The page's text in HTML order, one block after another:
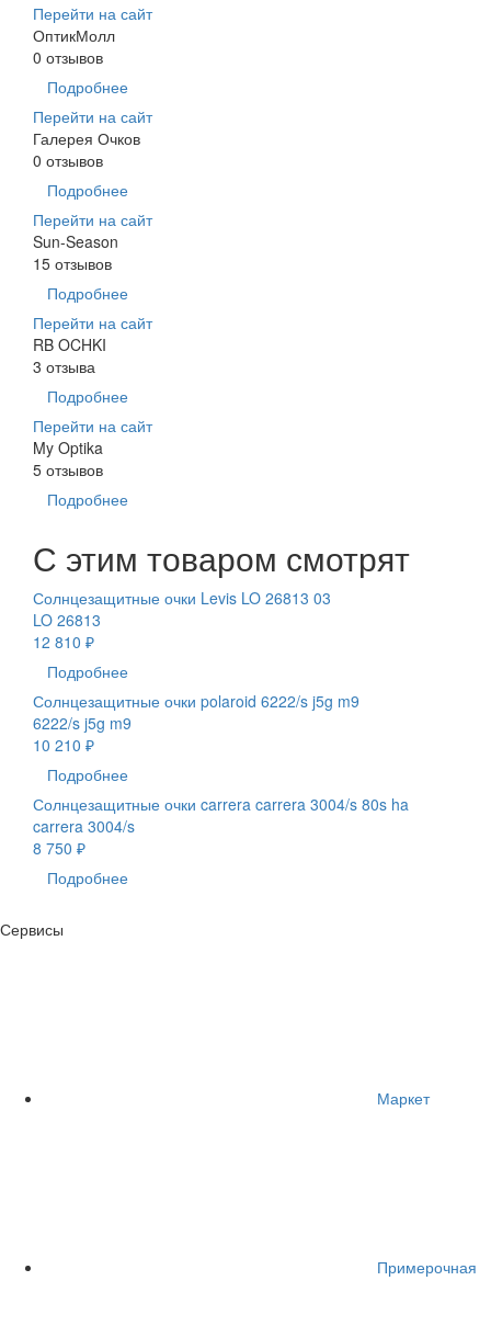
Перейти на сайт
ОптикМолл
0 отзывов
Подробнее
Перейти на сайт
Галерея Очков
0 отзывов
Подробнее
Перейти на сайт
Sun-Season
15 отзывов
Подробнее
Перейти на сайт
RB OCHKI
3 отзыва
Подробнее
Перейти на сайт
My Optika
5 отзывов
Подробнее
С этим товаром смотрят
Солнцезащитные очки Levis LO 26813 03
LO 26813
12 810 ₽
Подробнее
Солнцезащитные очки polaroid 6222/s j5g m9
6222/s j5g m9
10 210 ₽
Подробнее
Солнцезащитные очки carrera carrera 3004/s 80s ha
carrera 3004/s
8 750 ₽
Подробнее
Сервисы
Маркет
Примерочная